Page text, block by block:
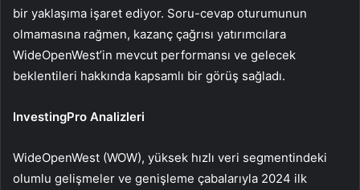
bir yaklaşıma işaret ediyor. Soru-cevap oturumunun
olmamasına rağmen, kazanç çağrısı yatırımcılara
WideOpenWest’in mevcut performansı ve gelecek
beklentileri hakkında kapsamlı bir görüş sağladı.
InvestingPro Analizleri
WideOpenWest (WOW), yüksek hızlı veri segmentindeki
olumlu gelişmeler ve genişleme çabalarıyla 2024 ilk